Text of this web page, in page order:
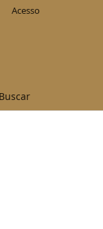
Buscar
Acesso